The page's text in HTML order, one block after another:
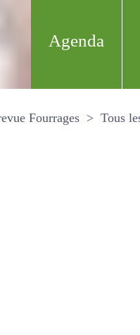
Agenda
La revue Fourrages